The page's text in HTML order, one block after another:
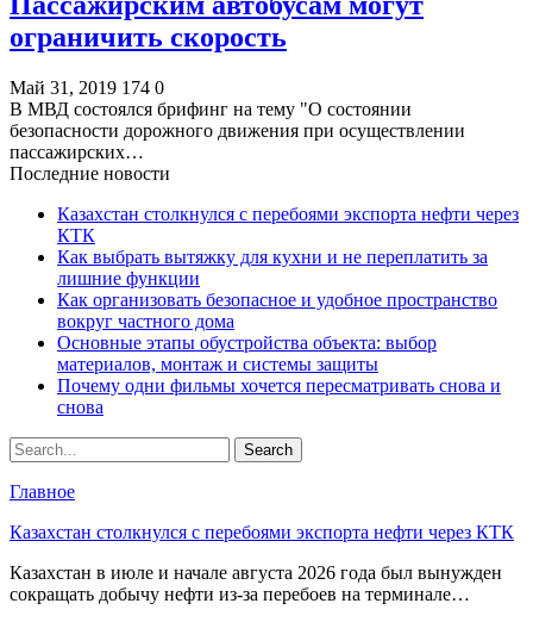
ограничить скорость
Май 31, 2019 174 0
В МВД состоялся брифинг на тему "О состоянии
безопасности дорожного движения при осуществлении
пассажирских…
Последние новости
Казахстан столкнулся с перебоями экспорта нефти через
КТК
Как выбрать вытяжку для кухни и не переплатить за
лишние функции
Как организовать безопасное и удобное пространство
вокруг частного дома
Основные этапы обустройства объекта: выбор
материалов, монтаж и системы защиты
Почему одни фильмы хочется пересматривать снова и
снова
Главное
Казахстан столкнулся с перебоями экспорта нефти через КТК
Казахстан в июле и начале августа 2026 года был вынужден
сокращать добычу нефти из-за перебоев на терминале…